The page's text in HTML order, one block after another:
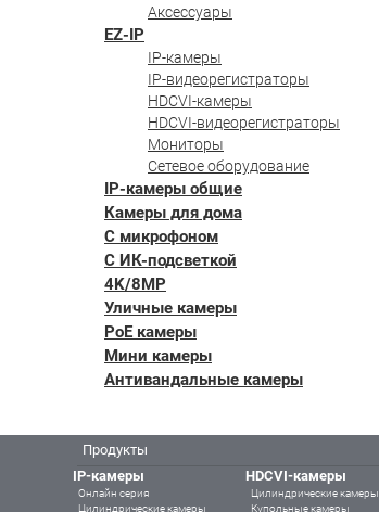
Аксессуары
EZ-IP
IP-камеры
IP-видеорегистраторы
HDCVI-камеры
HDCVI-видеорегистраторы
Мониторы
Сетевое оборудование
IP-камеры общие
Камеры для дома
С микрофоном
С ИК-подсветкой
4K/8MP
Уличные камеры
PoE камеры
Мини камеры
Антивандальные камеры
Продукты
IP-камеры
Онлайн серия
Цилиндрические камеры
HDCVI-камеры
Цилиндрические камеры
Купольные камеры